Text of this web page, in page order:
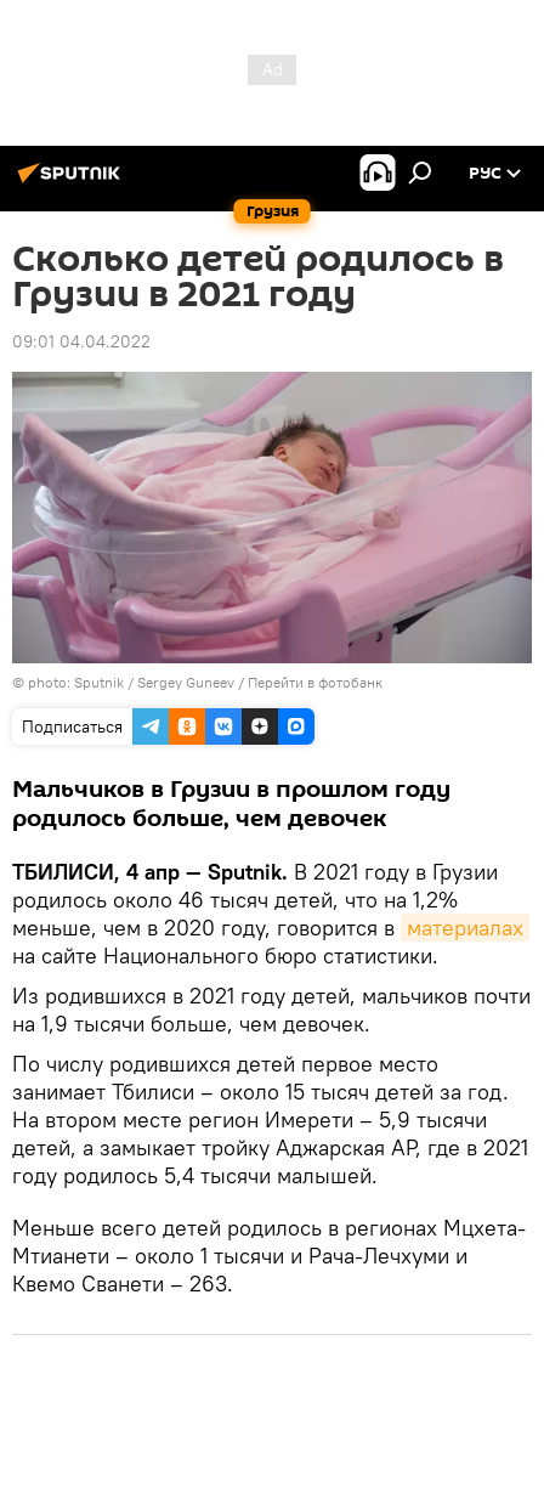
Грузия
РУС
Сколько детей родилось в
Грузии в 2021 году
09:01 04.04.2022
© photo: Sputnik / Sergey Guneev / Перейти в фотобанк
Подписаться
Мальчиков в Грузии в прошлом году
родилось больше, чем девочек
ТБИЛИСИ, 4 апр — Sputnik. В 2021 году в Грузии
родилось около 46 тысяч детей, что на 1,2%
меньше, чем в 2020 году, говорится в материалах
на сайте Национального бюро статистики.
Из родившихся в 2021 году детей, мальчиков почти
на 1,9 тысячи больше, чем девочек.
По числу родившихся детей первое место
занимает Тбилиси – около 15 тысяч детей за год.
На втором месте регион Имерети – 5,9 тысячи
детей, а замыкает тройку Аджарская АР, где в 2021
году родилось 5,4 тысячи малышей.
Меньше всего детей родилось в регионах Мцхета-
Мтианети – около 1 тысячи и Рача-Лечхуми и
Квемо Сванети – 263.